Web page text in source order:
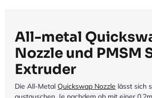
All-metal
Nozzle und PMSM
Extruder
Die All-Metal Quickswap Nozzle lässt sich